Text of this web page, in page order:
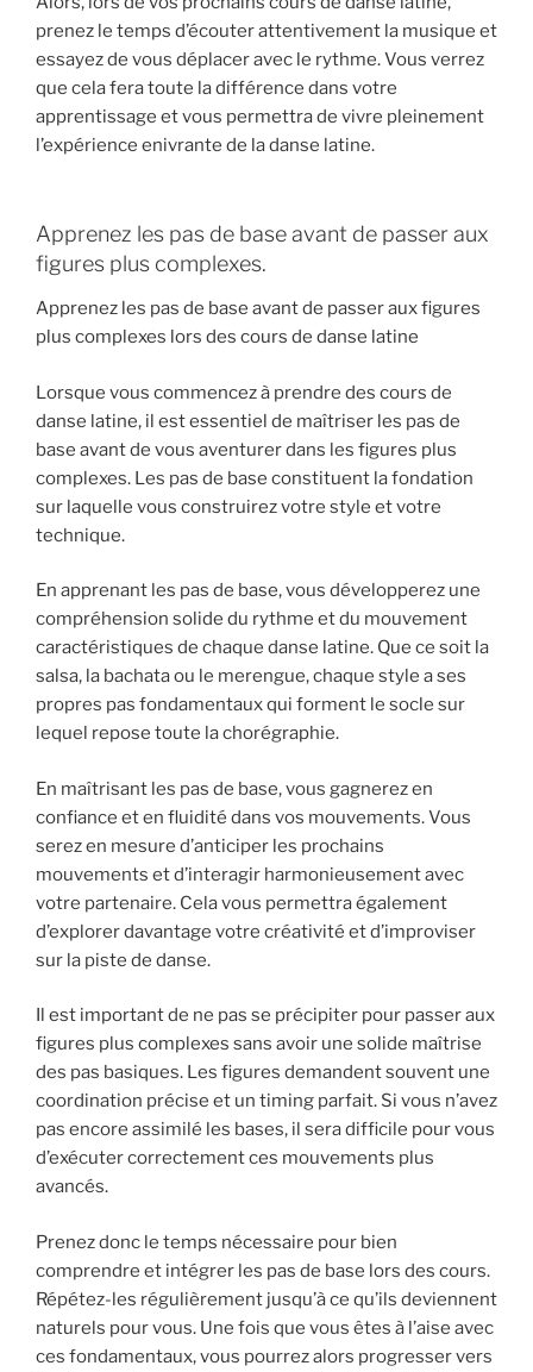
prenez le temps d’écouter attentivement la musique et
essayez de vous déplacer avec le rythme. Vous verrez
que cela fera toute la différence dans votre
apprentissage et vous permettra de vivre pleinement
l’expérience enivrante de la danse latine.
Apprenez les pas de base avant de passer aux
figures plus complexes.
Apprenez les pas de base avant de passer aux figures
plus complexes lors des cours de danse latine
Lorsque vous commencez à prendre des cours de
danse latine, il est essentiel de maîtriser les pas de
base avant de vous aventurer dans les figures plus
complexes. Les pas de base constituent la fondation
sur laquelle vous construirez votre style et votre
technique.
En apprenant les pas de base, vous développerez une
compréhension solide du rythme et du mouvement
caractéristiques de chaque danse latine. Que ce soit la
salsa, la bachata ou le merengue, chaque style a ses
propres pas fondamentaux qui forment le socle sur
lequel repose toute la chorégraphie.
En maîtrisant les pas de base, vous gagnerez en
confiance et en fluidité dans vos mouvements. Vous
serez en mesure d’anticiper les prochains
mouvements et d’interagir harmonieusement avec
votre partenaire. Cela vous permettra également
d’explorer davantage votre créativité et d’improviser
sur la piste de danse.
Il est important de ne pas se précipiter pour passer aux
figures plus complexes sans avoir une solide maîtrise
des pas basiques. Les figures demandent souvent une
coordination précise et un timing parfait. Si vous n’avez
pas encore assimilé les bases, il sera difficile pour vous
d’exécuter correctement ces mouvements plus
avancés.
Prenez donc le temps nécessaire pour bien
comprendre et intégrer les pas de base lors des cours.
Répétez-les régulièrement jusqu’à ce qu’ils deviennent
naturels pour vous. Une fois que vous êtes à l’aise avec
ces fondamentaux, vous pourrez alors progresser vers